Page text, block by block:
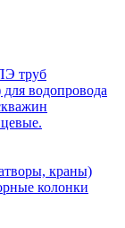
труб
водопровода
краны)
колонки